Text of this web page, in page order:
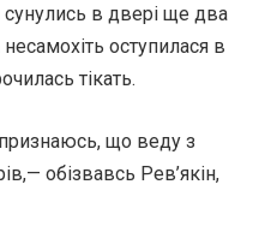
сунулись в двері ще два
оступилася в
тікать.
що веду з
обізвавсь Рев’якін,